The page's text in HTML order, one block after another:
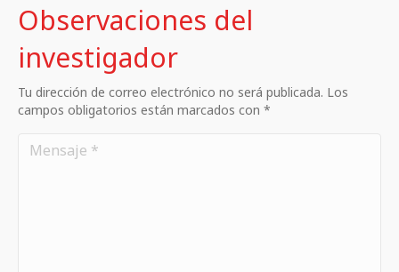
Observaciones del
investigador
Tu dirección de correo electrónico no será publicada. Los
campos obligatorios están marcados con *